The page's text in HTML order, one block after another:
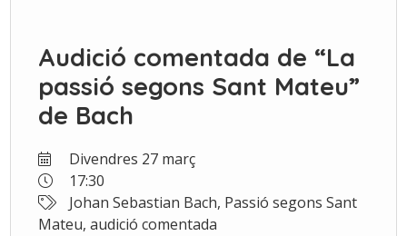
Audició comentada de “La
passió segons Sant Mateu”
de Bach
Divendres 27 març
17:30
Johan Sebastian Bach, Passió segons Sant
Mateu, audició comentada